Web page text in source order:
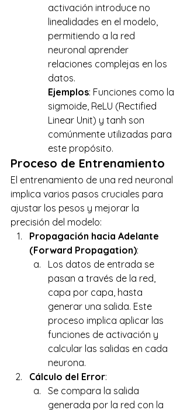
activación introduce no
linealidades en el modelo,
permitiendo a la red
neuronal aprender
relaciones complejas en los
datos.
Ejemplos: Funciones como la
sigmoide, ReLU (Rectified
Linear Unit) y tanh son
comúnmente utilizadas para
este propósito.
Proceso de Entrenamiento
El entrenamiento de una red neuronal
implica varios pasos cruciales para
ajustar los pesos y mejorar la
precisión del modelo:
Propagación hacia Adelante
(Forward Propagation):
Los datos de entrada se
pasan a través de la red,
capa por capa, hasta
generar una salida. Este
proceso implica aplicar las
funciones de activación y
calcular las salidas en cada
neurona.
Cálculo del Error:
Se compara la salida
generada por la red con la